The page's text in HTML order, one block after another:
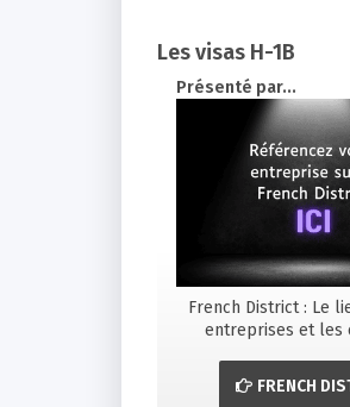
Les visas H-1B
Présenté par...
French District : Le
entreprises et les
FRENCH